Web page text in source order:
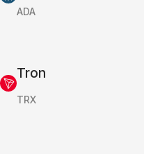
ADA
Tron
TRX